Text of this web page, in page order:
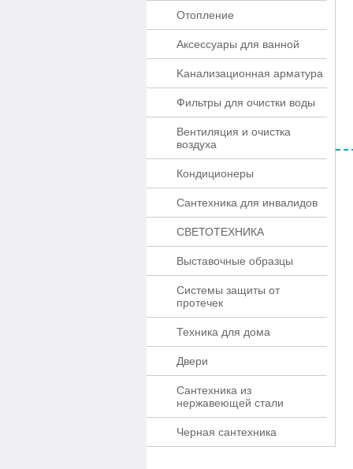
Отопление
Аксессуары для ванной
Kaнaлизaционнaя apматypa
Фильтры для очистки воды
Вентиляция и очистка
воздуха
Кондиционеры
Сантехника для инвалидов
СВЕТОТЕХНИКА
Выставочные образцы
Системы защиты от
протечек
Техника для дома
Двери
Сантехника из
нержавеющей стали
Черная сантехника